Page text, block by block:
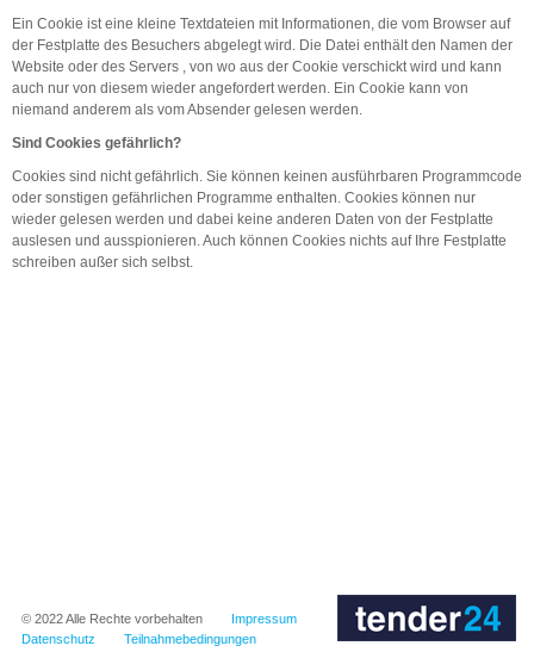
Ein Cookie ist eine kleine Textdateien mit Informationen, die vom Browser auf
der Festplatte des Besuchers abgelegt wird. Die Datei enthält den Namen der
Website oder des Servers , von wo aus der Cookie verschickt wird und kann
auch nur von diesem wieder angefordert werden. Ein Cookie kann von
niemand anderem als vom Absender gelesen werden.
Sind Cookies gefährlich?
Cookies sind nicht gefährlich. Sie können keinen ausführbaren Programmcode
oder sonstigen gefährlichen Programme enthalten. Cookies können nur
wieder gelesen werden und dabei keine anderen Daten von der Festplatte
auslesen und ausspionieren. Auch können Cookies nichts auf Ihre Festplatte
schreiben außer sich selbst.
© 2022Alle Rechte vorbehalten
Impressum
Datenschutz
Teilnahmebedingungen